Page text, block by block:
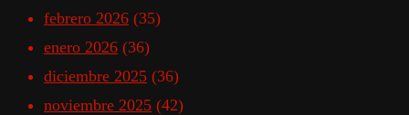
febrero 2026 (35)
enero 2026 (36)
diciembre 2025 (36)
noviembre 2025 (42)